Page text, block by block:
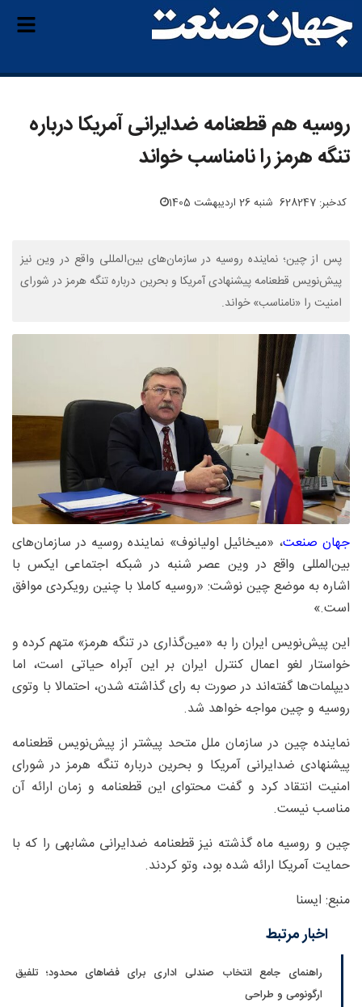
روسیه هم قطعنامه ضدایرانی آمریکا درباره
تنگه هرمز را نامناسب خواند
کدخبر: 628247 شنبه 26 اردیبهشت 1405
پس از چین؛ نماینده روسیه در سازمان‌های بین‌المللی واقع در وین نیز
پیش‌نویس قطعنامه پیشنهادی آمریکا و بحرین درباره تنگه هرمز در شورای
امنیت را «نامناسب» خواند.
جهان صنعت، «میخائیل اولیانوف» نماینده روسیه در سازمان‌های
بین‌المللی واقع در وین عصر شنبه در شبکه اجتماعی ایکس با
اشاره به موضع چین نوشت: «روسیه کاملا با چنین رویکردی موافق
است.»
این پیش‌نویس ایران را به «مین‌گذاری در تنگه هرمز» متهم کرده و
خواستار لغو اعمال کنترل ایران بر این آبراه حیاتی است، اما
دیپلمات‌ها گفته‌اند در صورت به رای گذاشته شدن، احتمالا با وتوی
روسیه و چین مواجه خواهد شد.
نماینده چین در سازمان ملل متحد پیشتر از پیش‌نویس قطعنامه
پیشنهادی ضدایرانی آمریکا و بحرین درباره تنگه هرمز در شورای
امنیت انتقاد کرد و گفت محتوای این قطعنامه و زمان ارائه آن
مناسب نیست.
چین و روسیه ماه گذشته نیز قطعنامه ضدایرانی مشابهی را که با
حمایت آمریکا ارائه شده بود، وتو کردند.
منبع: ایسنا
اخبار مرتبط
راهنمای جامع انتخاب صندلی اداری برای فضاهای محدود؛ تلفیق
ارگونومی و طراحی